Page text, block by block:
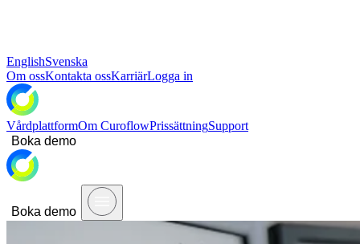
EnglishSvenska
Om ossKontakta ossKarriärLogga in
VårdplattformOm CuroflowPrissättningSupport
Boka demo
Boka demo